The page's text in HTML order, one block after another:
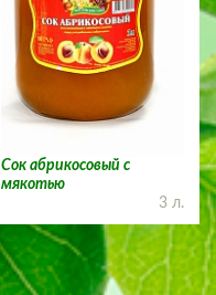
Сок абрикосовый с
мякотью
3 л.